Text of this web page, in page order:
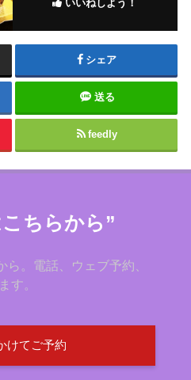
いいねしよう！
シェア
送る
feedly
ちらから”
。電話、ウェブ予約、
す。
けてご予約